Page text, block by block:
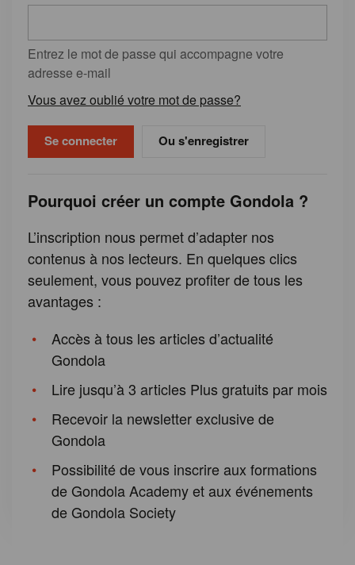
Entrez le mot de passe qui accompagne votre
adresse e-mail
Vous avez oublié votre mot de passe?
Ou s'enregistrer
Pourquoi créer un compte Gondola ?
L’inscription nous permet d’adapter nos
contenus à nos lecteurs. En quelques clics
seulement, vous pouvez profiter de tous les
avantages :
Accès à tous les articles d’actualité
Gondola
Lire jusqu’à 3 articles Plus gratuits par mois
Recevoir la newsletter exclusive de
Gondola
Possibilité de vous inscrire aux formations
de Gondola Academy et aux événements
de Gondola Society